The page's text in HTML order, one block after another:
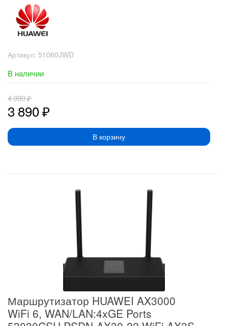
Артикул: 51060JWD
В наличии
3 890₽
4 990₽
В корзину
Маршрутизатор HUAWEI AX3000
WiFi 6, WAN/LAN:4xGE Ports